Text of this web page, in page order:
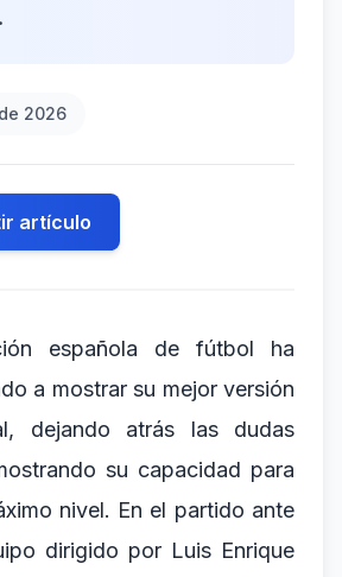
2026
artículo
española de fútbol ha
a mostrar su mejor versión
dejando atrás las dudas
su capacidad para
nivel. En el partido ante
dirigido por Luis Enrique